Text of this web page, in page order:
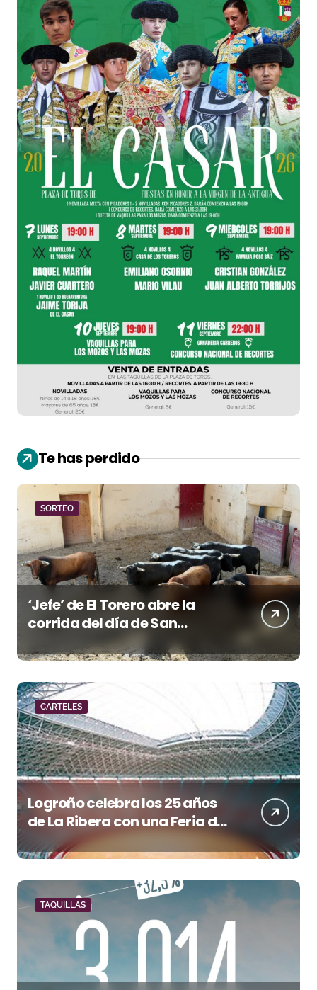
Te has perdido
SORTEO
‘Jefe’ de El Torero abre la
corrida del día de San
Lorenzo en Huesca
CARTELES
Logroño celebra los 25 años
de La Ribera con una Feria de
San Mateo de máxima
categoría
TAQUILLAS